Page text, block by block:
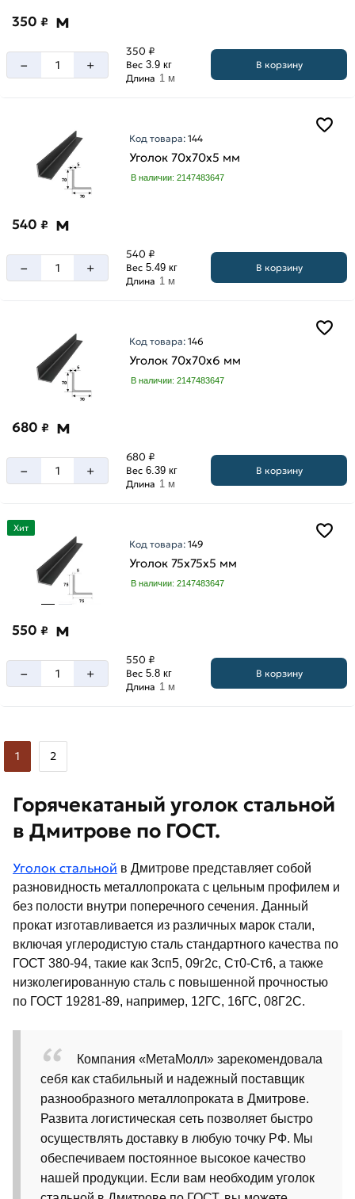
350 ₽ м
– +
350 ₽
Вес 3.9 кг
Длина 1 м
В корзину
Код товара:144
Уголок 70х70х5 мм
В наличии: 2147483647
540 ₽ м
– +
540 ₽
Вес 5.49 кг
Длина 1 м
В корзину
Код товара:146
Уголок 70х70х6 мм
В наличии: 2147483647
680 ₽ м
– +
680 ₽
Вес 6.39 кг
Длина 1 м
В корзину
Хит
Код товара:149
Уголок 75х75х5 мм
В наличии: 2147483647
550 ₽ м
– +
550 ₽
Вес 5.8 кг
Длина 1 м
В корзину
1 2
Горячекатаный уголок стальной
в Дмитрове по ГОСТ.
Уголок стальной в Дмитрове представляет собой
разновидность металлопроката с цельным профилем и
без полости внутри поперечного сечения. Данный
прокат изготавливается из различных марок стали,
включая углеродистую сталь стандартного качества по
ГОСТ 380-94, такие как 3сп5, 09г2с, Ст0-Ст6, а также
низколегированную сталь с повышенной прочностью
по ГОСТ 19281-89, например, 12ГС, 16ГС, 08Г2С.
Компания «МетаМолл» зарекомендовала
себя как стабильный и надежный поставщик
разнообразного металлопроката в Дмитрове.
Развита логистическая сеть позволяет быстро
осуществлять доставку в любую точку РФ. Мы
обеспечиваем постоянное высокое качество
нашей продукции. Если вам необходим уголок